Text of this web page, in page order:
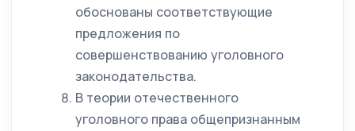
обоснованы соответствующие
предложения по
совершенствованию уголовного
законодательства.
В теории отечественного
уголовного права общепризнанным